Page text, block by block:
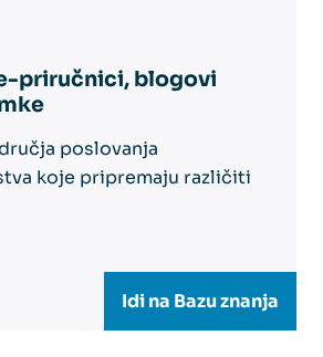
priručnici, blogovi
poslovanja
koje pripremaju različiti
Idi na Bazu znanja